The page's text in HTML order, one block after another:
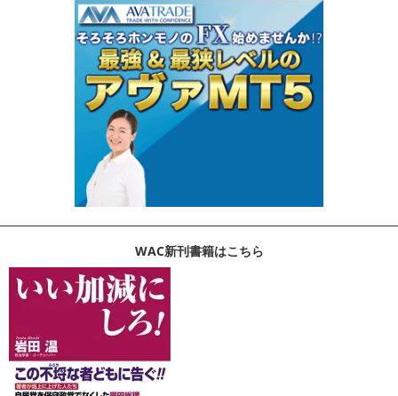
WAC新刊書籍はこちら